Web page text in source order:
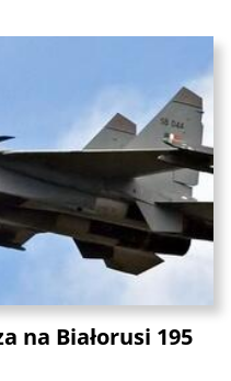
na Białorusi 195